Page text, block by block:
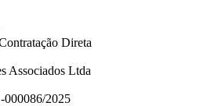
Direta
Associados Ltda
000086/2025